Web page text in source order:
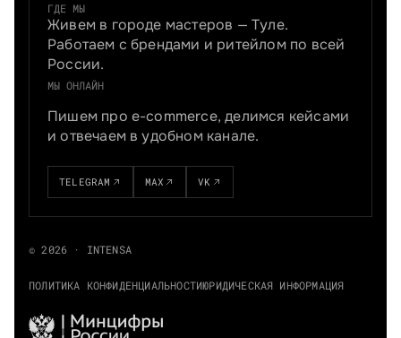
ГДЕ МЫ
Живем в городе мастеров — Туле.
Работаем с брендами и ритейлом по всей
России.
МЫ ОНЛАЙН
Пишем про e-commerce, делимся кейсами
и отвечаем в удобном канале.
TELEGRAM MAX VK
© 2026 · INTENSA
ПОЛИТИКА КОНФИДЕНЦИАЛЬНОСТИЮРИДИЧЕСКАЯ ИНФОРМАЦИЯ